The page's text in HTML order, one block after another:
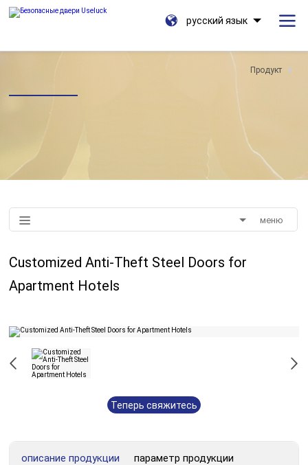
русский язык
Продукт
меню
Customized Anti-Theft Steel Doors for
Apartment Hotels
Теперь свяжитесь
описание продукции параметр продукции